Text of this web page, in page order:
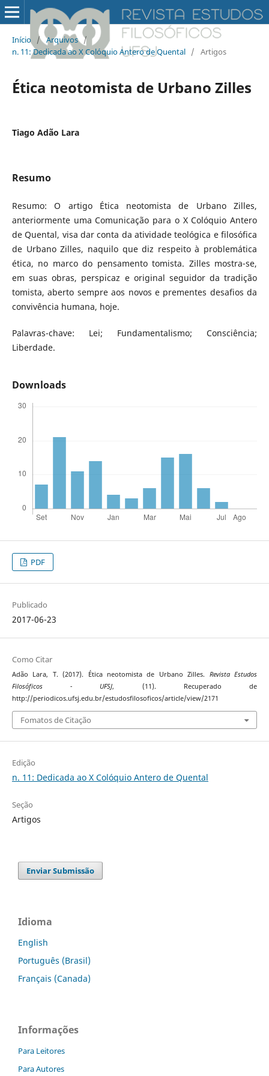
Início / Arquivos /
n. 11: Dedicada ao X Colóquio Antero de Quental / Artigos
Ética neotomista de Urbano Zilles
Tiago Adão Lara
Resumo
Resumo: O artigo Ética neotomista de Urbano Zilles,
anteriormente uma Comunicação para o X Colóquio Antero
de Quental, visa dar conta da atividade teológica e filosófica
de Urbano Zilles, naquilo que diz respeito à problemática
ética, no marco do pensamento tomista. Zilles mostra-se,
em suas obras, perspicaz e original seguidor da tradição
tomista, aberto sempre aos novos e prementes desafios da
convivência humana, hoje.
Palavras-chave: Lei; Fundamentalismo; Consciência;
Liberdade.
Downloads
PDF
Publicado
2017-06-23
Como Citar
Adão Lara, T. (2017). Ética neotomista de Urbano Zilles. Revista Estudos
Filosóficos - UFSJ, (11). Recuperado de
http://periodicos.ufsj.edu.br/estudosfilosoficos/article/view/2171
Fomatos de Citação
Edição
n. 11: Dedicada ao X Colóquio Antero de Quental
Seção
Artigos
Enviar Submissão
Idioma
English
Português (Brasil)
Français (Canada)
Informações
Para Leitores
Para Autores